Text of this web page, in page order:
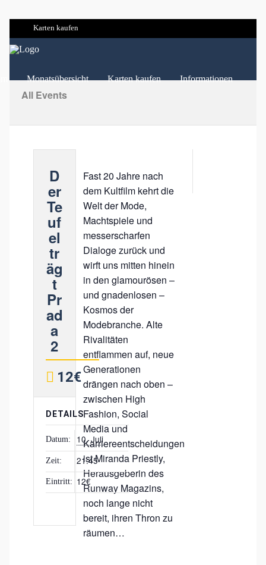
Karten kaufen
Monatsübersicht Karten kaufen Informationen
All Events
D
er
Te
uf
el
tr
äg
t
Pr
ad
a
2
12€
DETAILS
Datum: 10. Juli
Zeit: 21:45
Eintritt: 12€
Fast 20 Jahre nach
dem Kultfilm kehrt die
Welt der Mode,
Machtspiele und
messerscharfen
Dialoge zurück und
wirft uns mitten hinein
in den glamourösen –
und gnadenlosen –
Kosmos der
Modebranche. Alte
Rivalitäten
entflammen auf, neue
Generationen
drängen nach oben –
zwischen High
Fashion, Social
Media und
Karriereentscheidungen
ist Miranda Priestly,
Herausgeberin des
Runway Magazins,
noch lange nicht
bereit, ihren Thron zu
räumen…